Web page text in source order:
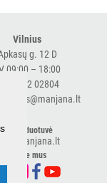
Vilnius
g. 12 D
09:00 – 18:00
+370 682 02804
El. parduotuvė
shop.manjana.lt
Sekite mus